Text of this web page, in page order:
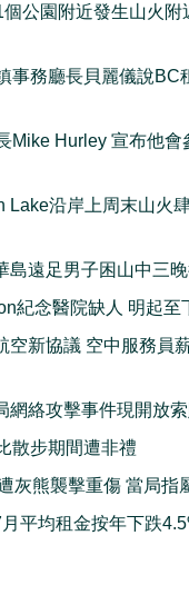
個公園附近發生山火
事務廳長貝麗儀說BC
Mike Hurley 宣布他
Lake沿岸上周末山火
島遠足男子困山中三
紀念醫院缺人 明起
空新協議 空中服務員
網絡攻擊事件現開放
散步期間遭非禮
灰熊襲擊重傷 當局指
平均租金按年下跌